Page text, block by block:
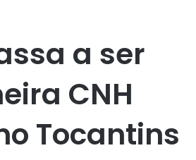
a ser
CNH
Tocantins